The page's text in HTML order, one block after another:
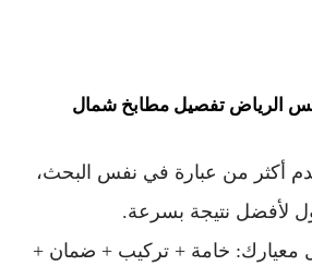
الرياض تفصيل مطابخ شمال
أكثر من عبارة في نفس البحث،
لأفضل نتيجة بسرعة.
معيارك: خامة + تركيب + ضمان +